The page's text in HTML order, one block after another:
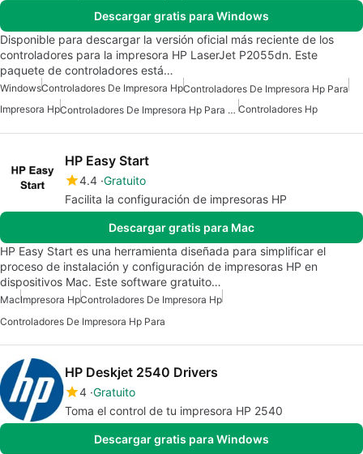
Descargar gratis para Windows
Disponible para descargar la versión oficial más reciente de los
controladores para la impresora HP LaserJet P2055dn. Este
paquete de controladores está…
WindowsControladores De Impresora HpControladores De Impresora Hp Para
Impresora Hp
Controladores De Impresora Hp Para Windows 10 Controladores Hp
HP Easy Start
4.4 Gratuito
Facilita la configuración de impresoras HP
Descargar gratis para Mac
HP Easy Start es una herramienta diseñada para simplificar el
proceso de instalación y configuración de impresoras HP en
dispositivos Mac. Este software gratuito…
MacImpresora HpControladores De Impresora Hp
Controladores De Impresora Hp Para
HP Deskjet 2540 Drivers
4 Gratuito
Toma el control de tu impresora HP 2540
Descargar gratis para Windows